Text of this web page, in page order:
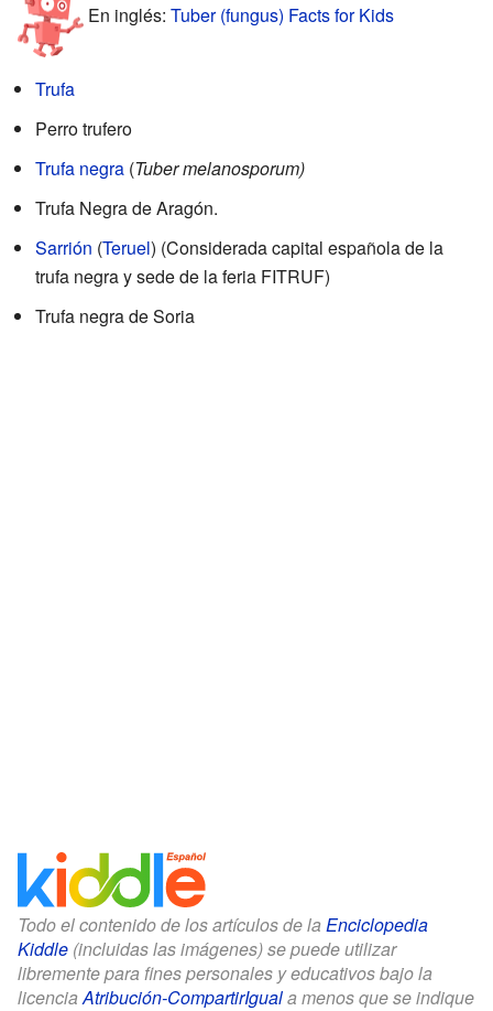
En inglés: Tuber (fungus) Facts for Kids
Trufa
Perro trufero
Trufa negra (Tuber melanosporum)
Trufa Negra de Aragón.
Sarrión (Teruel) (Considerada capital española de la
trufa negra y sede de la feria FITRUF)
Trufa negra de Soria
Todo el contenido de los artículos de la Enciclopedia
Kiddle (incluidas las imágenes) se puede utilizar
libremente para fines personales y educativos bajo la
licenciaAtribución-CompartirIguala menos que se indique